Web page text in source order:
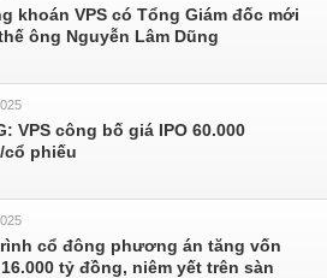
khoán VPS có Tổng Giám đốc mới
ông Nguyễn Lâm Dũng
VPS công bố giá IPO 60.000
cổ phiếu
cổ đông phương án tăng vốn
tỷ đồng, niêm yết trên sàn